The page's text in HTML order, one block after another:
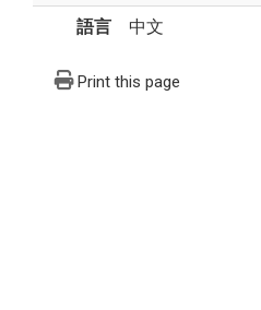
語言 中文
Print this page